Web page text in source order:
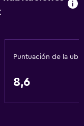
Puntuación de la
8,6